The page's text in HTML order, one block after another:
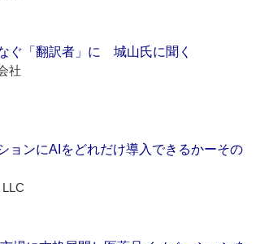
ぐ「翻訳者」に 城山氏に聞く
社
ョンにAIをどれだけ導入できるかーその